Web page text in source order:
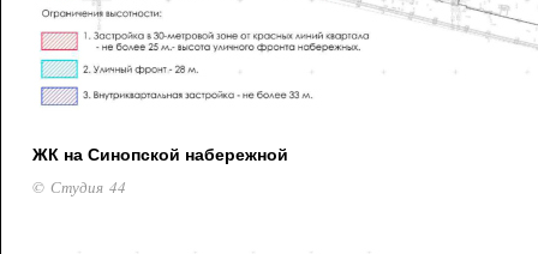
ЖК на Синопской набережной
© Студия 44